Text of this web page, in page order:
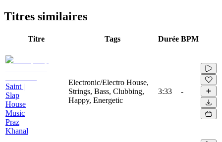
Titres similaires
Titre Tags Durée BPM
Saint |
Slap
House
Music
Praz
Khanal
Electronic/Electro House,
Strings, Bass, Clubbing,
Happy, Energetic
3:33 -